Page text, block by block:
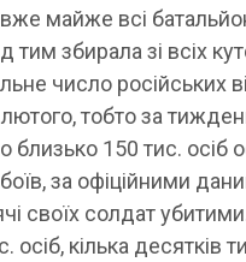
вже майже всі
тим збирала зі всіх
число
тобто за
близько 150 тис.
за офіційними
своїх солдат
осіб, кілька десятків